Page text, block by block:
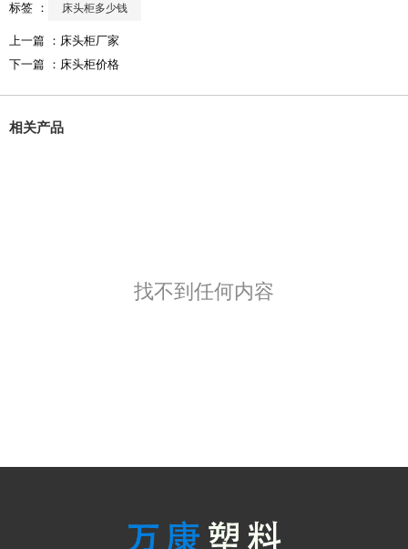
标签 ： 床头柜多少钱
上一篇 ： 床头柜厂家
下一篇 ： 床头柜价格
相关产品
找不到任何内容